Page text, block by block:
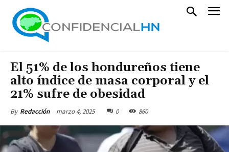
El 51% de los hondureños tiene
alto índice de masa corporal y el
21% sufre de obesidad
By Redacción marzo 4, 2025 0 860